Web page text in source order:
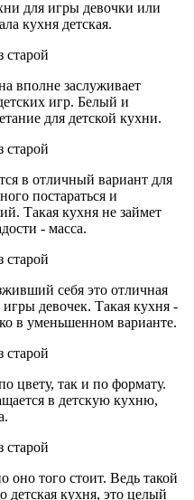
для игры девочки или
кухня детская.
вполне заслуживает
игр. Белый и
для детской кухни.
в отличный вариант для
постараться и
Такая кухня не займет
- масса.
себя это отличная
игры девочек. Такая кухня -
в уменьшенном варианте.
цвету, так и по формату.
в детскую кухню,
оно того стоит. Ведь такой
детская кухня, это целый